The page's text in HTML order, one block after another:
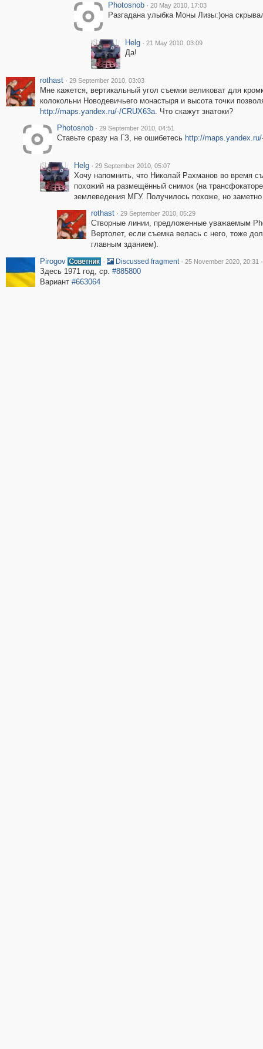
Photosnob · 20 May 2010, 17:03
Разгадана улыбка Моны Лизы:)она
Helg · 21 May 2010, 03:09
Да!
rothast · 29 September 2010, 03:03
Мне кажется, вертикальный угол съемки великоват для
колокольни Новодевичьего монастыря и высота точки
http://maps.yandex.ru/-/CRUX63a. Что скажут знатоки?
Photosnob · 29 September 2010, 04:51
Ставьте сразу на ГЗ, не ошибетесь http://
Helg · 29 September 2010, 05:07
Хочу напомнить, что Николай Рахманов во время
похожий на размещённый снимок (на
землеведения МГУ. Получилось похоже, но
rothast · 29 September 2010, 05:29
Створные линии, предложенные уважаемым
Вертолет, если съемка велась с него, тоже
главным зданием).
Pirogov
· Discussed fragment · 25 November 2020, 20:31 ·
Здесь 1971 год, ср. #885800
Вариант #663064